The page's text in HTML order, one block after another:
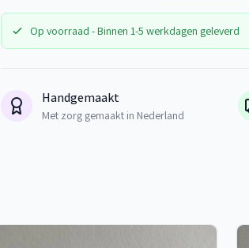
Op voorraad - Binnen 1-5 werkdagen geleverd
Handgemaakt
Met zorg gemaakt in Nederland